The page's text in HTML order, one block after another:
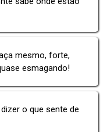
mesmo, forte,
esmagando!
o que sente de